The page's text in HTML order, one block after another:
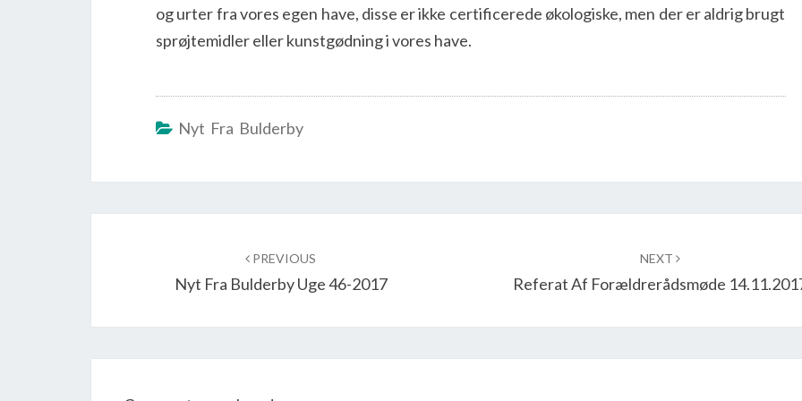
og urter fra vores egen have, disse er ikke certificerede økologiske, men der er aldrig brugt
sprøjtemidler eller kunstgødning i vores have.
Nyt Fra Bulderby
PREVIOUS
Nyt Fra Bulderby Uge 46-2017
NEXT
Referat Af Forældrerådsmøde